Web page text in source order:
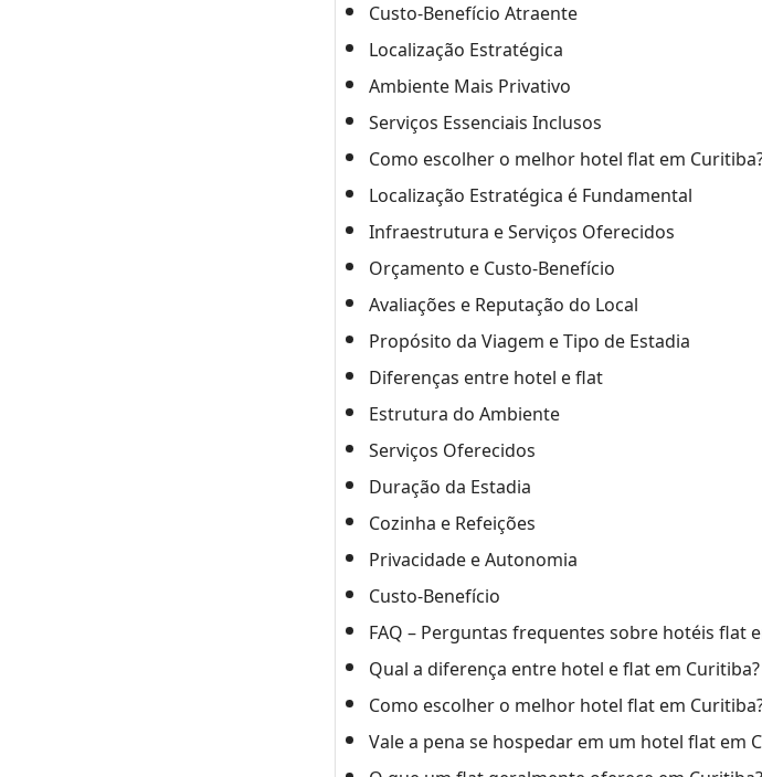
Custo-Benefício Atraente
Localização Estratégica
Ambiente Mais Privativo
Serviços Essenciais Inclusos
Como escolher o melhor hotel flat em
Localização Estratégica é Fundamental
Infraestrutura e Serviços Oferecidos
Orçamento e Custo-Benefício
Avaliações e Reputação do Local
Propósito da Viagem e Tipo de Estadia
Diferenças entre hotel e flat
Estrutura do Ambiente
Serviços Oferecidos
Duração da Estadia
Cozinha e Refeições
Privacidade e Autonomia
Custo-Benefício
FAQ – Perguntas frequentes sobre hotéis flat
Qual a diferença entre hotel e flat em Curitiba?
Como escolher o melhor hotel flat em
Vale a pena se hospedar em um hotel flat em